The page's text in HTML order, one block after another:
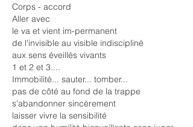
Corps - accord
Aller avec
le va et vient im-permanent
de l'invisible au visible indiscipliné
aux sens éveillés vivants
1 et 2 et 3....
Immobilité... sauter... tomber...
pas de côté au fond de la trappe
s'abandonner sincèrement
laisser vivre la sensibilité